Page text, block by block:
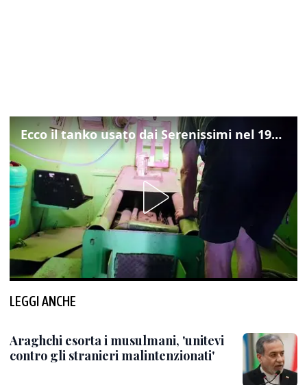
Ecco il tanko usato dai Serenissimi nel 1997 per il blitz a San Marco
LEGGI ANCHE
Araghchi esorta i musulmani, 'unitevi
contro gli stranieri malintenzionati'